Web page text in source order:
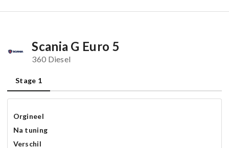
Scania G Euro 5
360 Diesel
Stage 1
Orgineel
Na tuning
Verschil